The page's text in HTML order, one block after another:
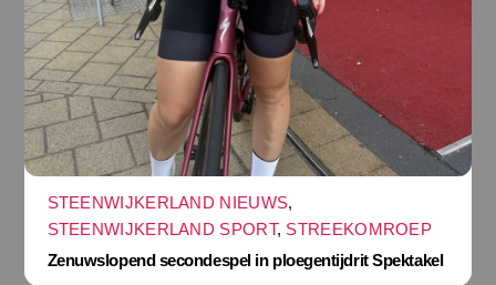
STEENWIJKERLAND NIEUWS,
STEENWIJKERLAND SPORT, STREEKOMROEP
Zenuwslopend secondespel in ploegentijdrit Spektakel